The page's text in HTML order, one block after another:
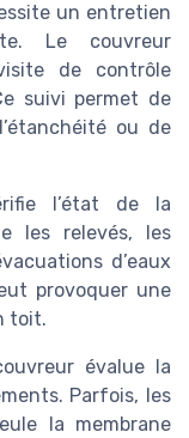
un entretien
Le couvreur
de contrôle
suivi permet de
ou de
l’état de la
les relevés, les
d’eaux
provoquer une
toit.
évalue la
Parfois, les
la membrane